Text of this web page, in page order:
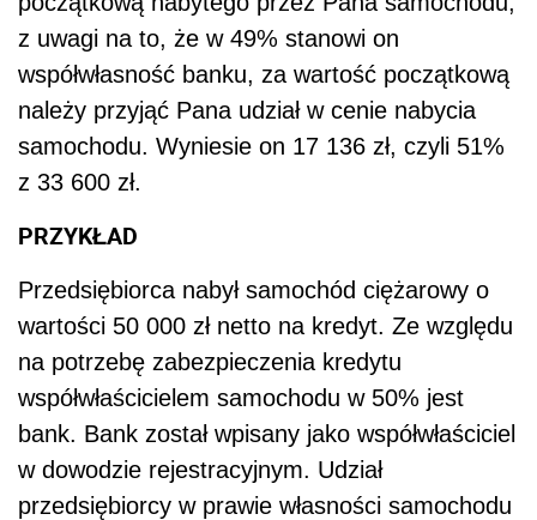
na potrzebę zabezpieczenia kredytu
współwłaścicielemsamochodu w 50% jest
bank. Bank został wpisany jako współwłaściciel
w dowodzie rejestracyjnym. Udział
przedsiębiorcy w prawie własności samochodu
amortyzacji przez przedsiębiorcę wynosi 25
000 zł. Nabyty samochód należy amortyzować
według stawki 20%.
Należy pamiętać, że wpisanie banku jako
współwłaściciela samochodu jest dla Pana
niekorzystne. Pomimo że bank nie poniesie
żadnych kosztów związanych z zakupem